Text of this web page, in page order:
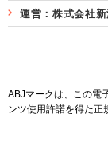
運営：株式会社
ABJマークは、この電
ンツ使用許諾を得た正